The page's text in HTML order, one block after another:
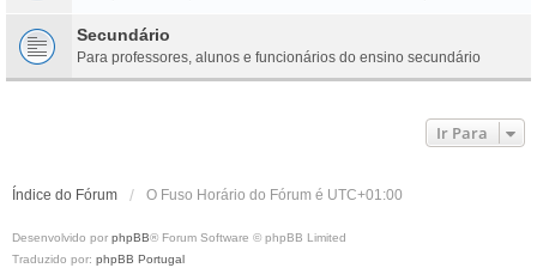
Secundário
Para professores, alunos e funcionários do ensino secundário
Ir Para
Índice do Fórum O Fuso Horário do Fórum é UTC+01:00
Desenvolvido por phpBB® Forum Software © phpBB Limited
Traduzido por: phpBB Portugal